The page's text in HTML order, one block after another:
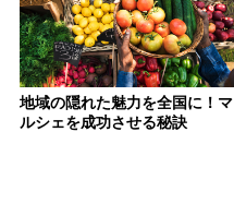
地域の隠れた魅力を全国に！マ
ルシェを成功させる秘訣